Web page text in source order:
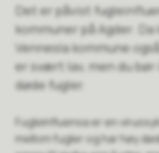
Det er påvist
kommuner på Agder.
Vennesla kommune
er svært lav, men du bør
døde fugler.
Fugleinfluensa er en
mellom fugler og har høy